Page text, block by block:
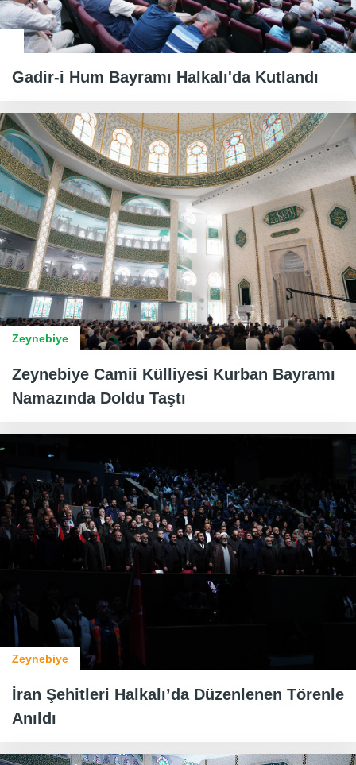
Gadir-i Hum Bayramı Halkalı'da Kutlandı
Zeynebiye
Zeynebiye Camii Külliyesi Kurban Bayramı
Namazında Doldu Taştı
Zeynebiye
İran Şehitleri Halkalı’da Düzenlenen Törenle
Anıldı